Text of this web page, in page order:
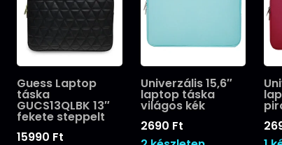
Guess Laptop
táska
GUCS13QLBK 13″
fekete steppelt
15990 Ft
Univerzális 15,6″
laptop táska
világos kék
2690 Ft